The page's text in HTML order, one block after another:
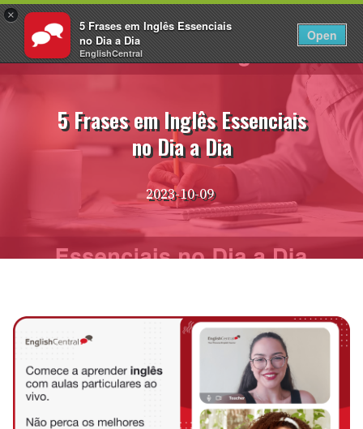
×
5 Frases em Inglês Essenciais
no Dia a Dia
EnglishCentral
Open
Fazer login PT
Pular
5 Frases em Inglês Essenciais
no Dia a Dia
2023-10-09